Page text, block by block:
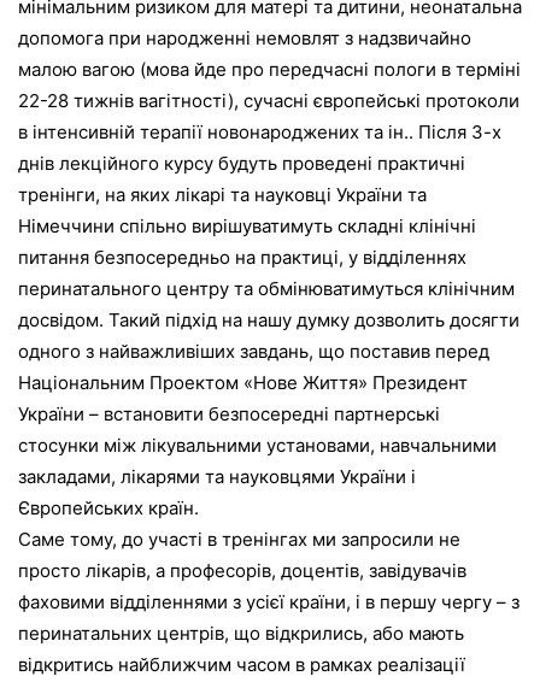
мінімальним ризиком для матері та дитини, неонатальна
допомога при народженні немовлят з надзвичайно
малою вагою (мова йде про передчасні пологи в терміні
22-28 тижнів вагітності), сучасні європейські протоколи
в інтенсивній терапії новонароджених та ін.. Після 3-х
днів лекційного курсу будуть проведені практичні
тренінги, на яких лікарі та науковці України та
Німеччини спільно вирішуватимуть складні клінічні
питання безпосередньо на практиці, у відділеннях
перинатального центру та обмінюватимуться клінічним
досвідом. Такий підхід на нашу думку дозволить досягти
одного з найважливіших завдань, що поставив перед
Національним Проектом «Нове Життя» Президент
України – встановити безпосередні партнерські
стосунки між лікувальними установами, навчальними
закладами, лікарями та науковцями України і
Європейських країн.
Саме тому, до участі в тренінгах ми запросили не
просто лікарів, а професорів, доцентів, завідувачів
фаховими відділеннями з усієї країни, і в першу чергу – з
перинатальних центрів, що відкрились, або мають
відкритись найближчим часом в рамках реалізації